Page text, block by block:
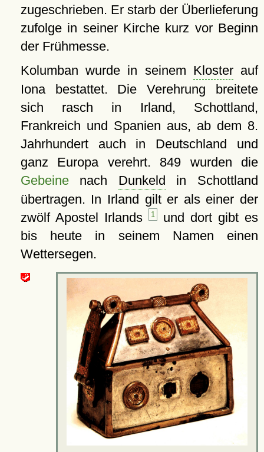
zugeschrieben. Er starb der Überlieferung
zufolge in seiner Kirche kurz vor Beginn
der Frühmesse.
Kolumban wurde in seinem Klosterauf
Iona bestattet. Die Verehrung breitete
sich rasch in Irland, Schottland,
Frankreich und Spanien aus, ab dem 8.
Jahrhundert auch in Deutschland und
ganz Europa verehrt. 849 wurden die
Gebeinenach Dunkeld in Schottland
übertragen. In Irland gilt er als einer der
zwölf Apostel Irlands
1 und dort gibt es
bis heute in seinem Namen einen
Wettersegen.